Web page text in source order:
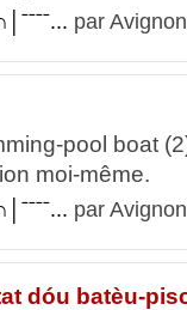
par
pool boat
moi-même.
par
dóu batèu-